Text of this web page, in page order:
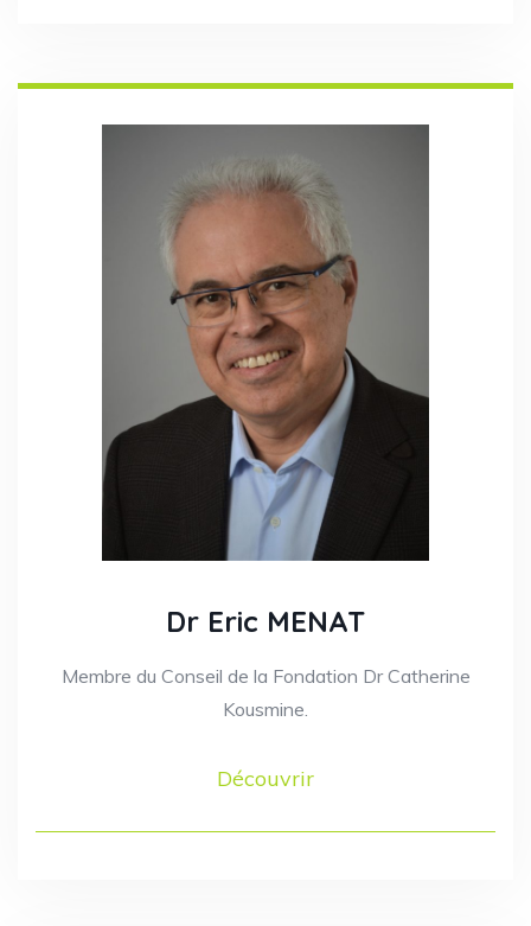
Dr Eric MENAT
Membre du Conseil de la Fondation Dr Catherine
Kousmine.
Découvrir